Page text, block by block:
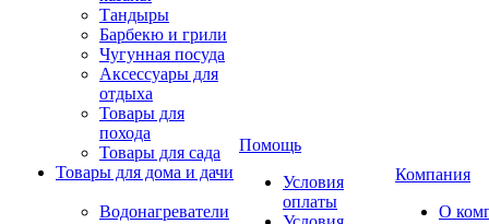
Тандыры
Барбекю и грили
Чугунная посуда
Аксессуары для
отдыха
Товары для
похода
Товары для сада
Товары для дома и дачи
Водонагреватели
Помощь
Условия
оплаты
Компания
О